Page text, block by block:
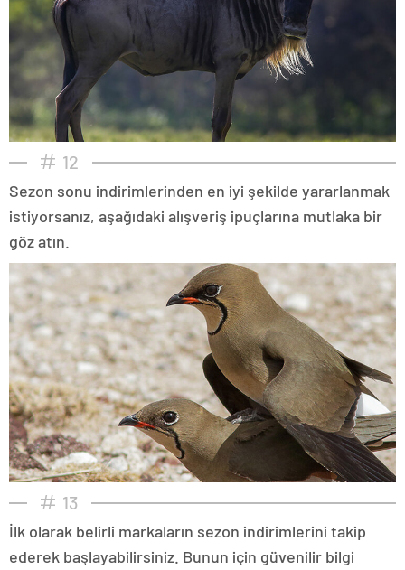
12
Sezon sonu indirimlerinden en iyi şekilde yararlanmak
istiyorsanız, aşağıdaki alışveriş ipuçlarına mutlaka bir
göz atın.
13
İlk olarak belirli markaların sezon indirimlerini takip
ederek başlayabilirsiniz. Bunun için güvenilir bilgi